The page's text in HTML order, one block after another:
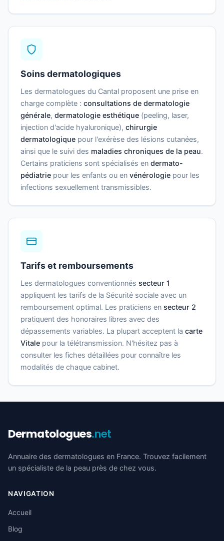
Soins dermatologiques
Les dermatologues du Cantal proposent une prise en
charge complète : consultations de dermatologie
générale, dermatologie esthétique (peeling, laser,
injection d'acide hyaluronique), chirurgie
dermatologique pour l'exérèse des lésions cutanées,
ainsi que le suivi des maladies chroniques de la peau.
Certains praticiens sont spécialisés en dermato-
pédiatrie pour les enfants ou en vénérologie pour les
infections sexuellement transmissibles.
Tarifs et remboursements
Les dermatologues conventionnés secteur 1
appliquent les tarifs de la Sécurité sociale avec un
remboursement optimal. Les praticiens en secteur 2
pratiquent des honoraires libres avec des
dépassements variables. La plupart acceptent la carte
Vitale pour la télétransmission. N'hésitez pas à
consulter les fiches détaillées pour connaître les
modalités de chaque cabinet.
Dermatologues.net
Annuaire des dermatologues en France. Trouvez facilement
un spécialiste de la peau près de chez vous.
NAVIGATION
Accueil
Blog